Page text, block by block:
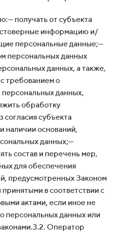
получать от субъекта
информацию и/
персональные данные;—
персональных данных
данных, а также,
требованием о
данных,
обработку
согласия субъекта
наличии оснований,
данных;—
состав и перечень мер,
для обеспечения
предусмотренных Законом
в соответствии с
актами, если иное не
персональных данных или
Оператор